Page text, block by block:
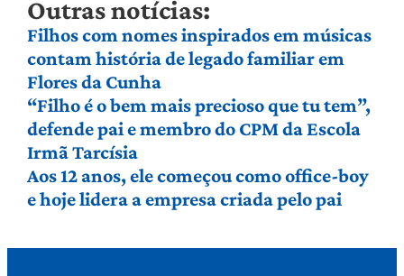
Outras notícias:
Filhos com nomes inspirados em músicas
contam história de legado familiar em
Flores da Cunha
“Filho é o bem mais precioso que tu tem”,
defende pai e membro do CPM da Escola
Irmã Tarcísia
Aos 12 anos, ele começou como office-boy
e hoje lidera a empresa criada pelo pai